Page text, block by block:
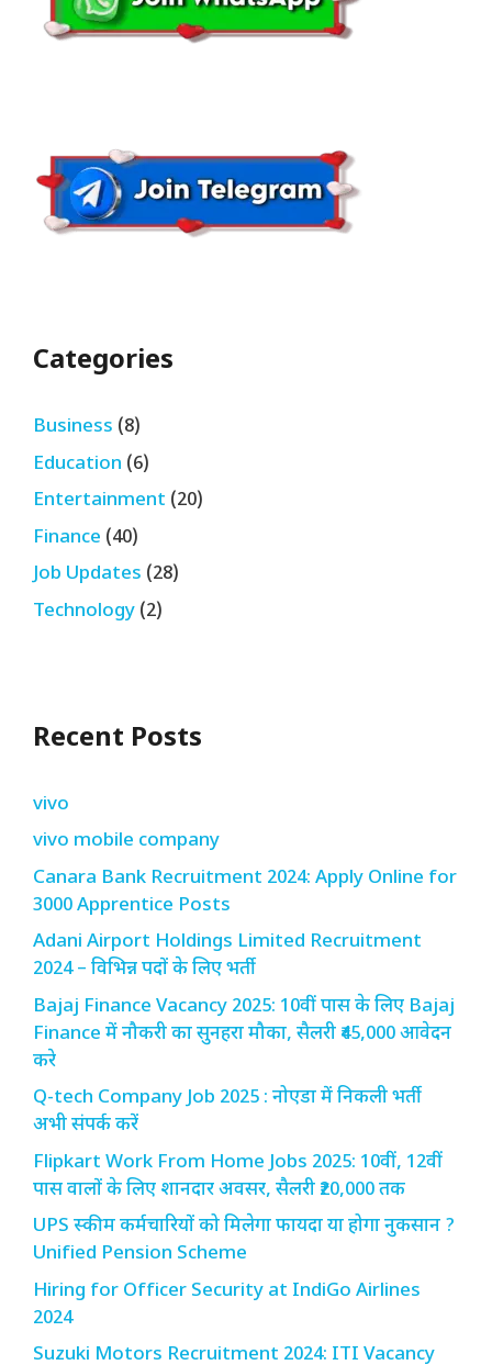
Categories
Business (8)
Education (6)
Entertainment (20)
Finance (40)
Job Updates (28)
Technology (2)
Recent Posts
vivo
vivo mobile company
Canara Bank Recruitment 2024: Apply Online for
3000 Apprentice Posts
Adani Airport Holdings Limited Recruitment
2024 – विभिन्न पदों के लिए भर्ती
Bajaj Finance Vacancy 2025: 10वीं पास के लिए Bajaj
Finance में नौकरी का सुनहरा मौका, सैलरी ₹45,000 आवेदन
करे
Q-tech Company Job 2025 : नोएडा में निकली भर्ती
अभी संपर्क करें
Flipkart Work From Home Jobs 2025: 10वीं, 12वीं
पास वालों के लिए शानदार अवसर, सैलरी ₹20,000 तक
UPS स्कीम कर्मचारियों को मिलेगा फायदा या होगा नुकसान ?
Unified Pension Scheme
Hiring for Officer Security at IndiGo Airlines
2024
Suzuki Motors Recruitment 2024: ITI Vacancy